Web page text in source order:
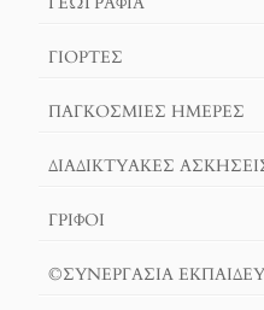
ΓΙΟΡΤΈΣ
ΠΑΓΚΟΣΜΙΕΣ ΗΜΕΡΕΣ
ΔΙΑΔΙΚΤΥΑΚΈΣ
ΓΡΙΦΟΙ
©ΣΥΝΕΡΓΑΣΙΑ